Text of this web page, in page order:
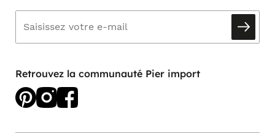
Retrouvez la communauté Pier import